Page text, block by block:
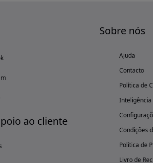
ao cliente
Sobre nós
Ajuda
Contacto
Política de
Inteligência
Condições
Política de
Livro de